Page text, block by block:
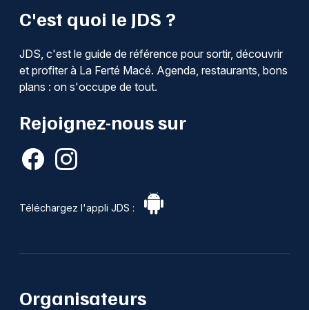
61 - Orne
Choisir mes départements
C'est quoi le JDS ?
JDS, c'est le guide de référence pour sortir, découvrir
et profiter à La Ferté Macé. Agenda, restaurants, bons
plans : on s'occupe de tout.
Rejoignez-nous sur
Téléchargez l'appli JDS :
Organisateurs